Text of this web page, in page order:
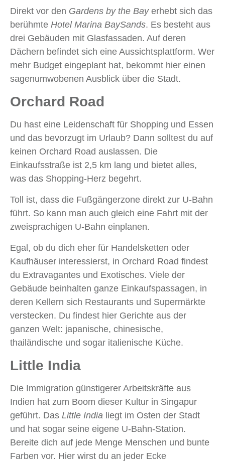
Direkt vor den Gardens by the Bayerhebt sich das
berühmte Hotel Marina BaySands. Es besteht aus
drei Gebäuden mit Glasfassaden. Auf deren
Dächern befindet sich eine Aussichtsplattform. Wer
mehr Budget eingeplant hat, bekommt hier einen
sagenumwobenen Ausblick über die Stadt.
Orchard Road
Du hast eine Leidenschaft für Shopping und Essen
und das bevorzugt im Urlaub? Dann solltest du auf
keinen Orchard Road auslassen. Die
Einkaufsstraße ist 2,5 km lang und bietet alles,
was das Shopping-Herz begehrt.
Toll ist, dass die Fußgängerzone direkt zur U-Bahn
führt. So kann man auch gleich eine Fahrt mit der
zweisprachigen U-Bahn einplanen.
Egal, ob du dich eher für Handelsketten oder
Kaufhäuser interessierst, in Orchard Road findest
du Extravagantes und Exotisches. Viele der
Gebäude beinhalten ganze Einkaufspassagen, in
deren Kellern sich Restaurants und Supermärkte
verstecken. Du findest hier Gerichte aus der
ganzen Welt: japanische, chinesische,
thailändische und sogar italienische Küche.
Little India
Die Immigration günstigerer Arbeitskräfte aus
Indien hat zum Boom dieser Kultur in Singapur
geführt. Das Little India liegt im Osten der Stadt
und hat sogar seine eigene U-Bahn-Station.
Bereite dich auf jede Menge Menschen und bunte
Farben vor. Hier wirst du an jeder Ecke